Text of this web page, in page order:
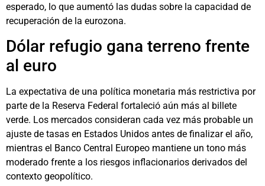
esperado, lo que aumentó las dudas sobre la capacidad de
recuperación de la eurozona.
Dólar refugio gana terreno frente
al euro
La expectativa de una política monetaria más restrictiva por
parte de la Reserva Federal fortaleció aún más al billete
verde. Los mercados consideran cada vez más probable un
ajuste de tasas en Estados Unidos antes de finalizar el año,
mientras el Banco Central Europeo mantiene un tono más
moderado frente a los riesgos inflacionarios derivados del
contexto geopolítico.